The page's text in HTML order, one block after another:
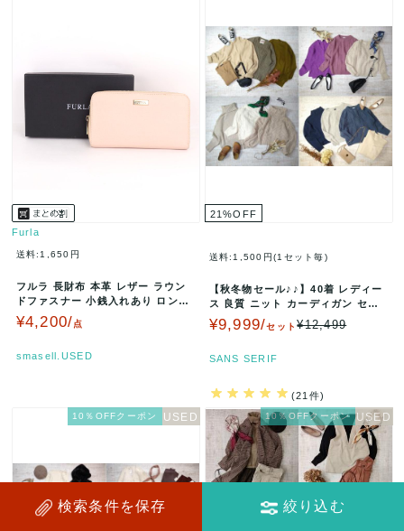
Furla
送料:1,650円
フルラ 長財布 本革 レザー ラウン
ドファスナー 小銭入れあり ロング
ウォレット ブランド 小物 レ…
¥4,200/点
smasell.USED
21%OFF
送料:1,500円(1セット毎)
【秋冬物セール♪♪】40着 レディー
ス 良質 ニット カーディガン セー
ター セット まとめ売り ウ…
¥9,999/セット¥12,499
SANS SERIF
(21件)
10％OFFクーポン 10％OFFクーポン
検索条件を保存 絞り込む